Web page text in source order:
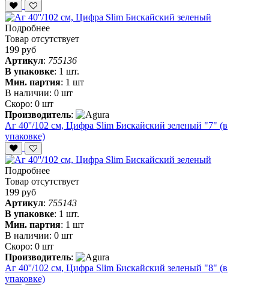
Подробнее
Товар отсутствует
199 руб
Артикул: 755136
В упаковке: 1 шт.
Мин. партия: 1 шт
В наличии: 0 шт
Скоро: 0 шт
Производитель:
Аг 40''/102 см, Цифра Slim Бискайский зеленый "7" (в
упаковке)
Подробнее
Товар отсутствует
199 руб
Артикул: 755143
В упаковке: 1 шт.
Мин. партия: 1 шт
В наличии: 0 шт
Скоро: 0 шт
Производитель:
Аг 40''/102 см, Цифра Slim Бискайский зеленый "8" (в
упаковке)